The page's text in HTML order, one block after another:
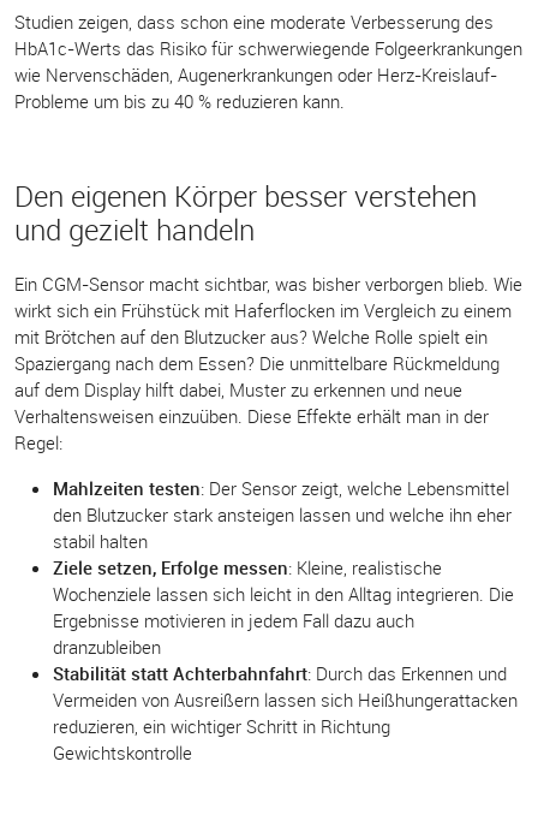
Studien zeigen, dass schon eine moderate Verbesserung des
HbA1c-Werts das Risiko für schwerwiegende Folgeerkrankungen
wie Nervenschäden, Augenerkrankungen oder Herz-Kreislauf-
Probleme um bis zu 40 % reduzieren kann.
Den eigenen Körper besser verstehen
und gezielt handeln
Ein CGM-Sensor macht sichtbar, was bisher verborgen blieb. Wie
wirkt sich ein Frühstück mit Haferflocken im Vergleich zu einem
mit Brötchen auf den Blutzucker aus? Welche Rolle spielt ein
Spaziergang nach dem Essen? Die unmittelbare Rückmeldung
auf dem Display hilft dabei, Muster zu erkennen und neue
Verhaltensweisen einzuüben. Diese Effekte erhält man in der
Regel:
Mahlzeiten testen: Der Sensor zeigt, welche Lebensmittel
den Blutzucker stark ansteigen lassen und welche ihn eher
stabil halten
Ziele setzen, Erfolge messen: Kleine, realistische
Wochenziele lassen sich leicht in den Alltag integrieren. Die
Ergebnisse motivieren in jedem Fall dazu auch
dranzubleiben
Stabilität statt Achterbahnfahrt: Durch das Erkennen und
Vermeiden von Ausreißern lassen sich Heißhungerattacken
reduzieren, ein wichtiger Schritt in Richtung
Gewichtskontrolle